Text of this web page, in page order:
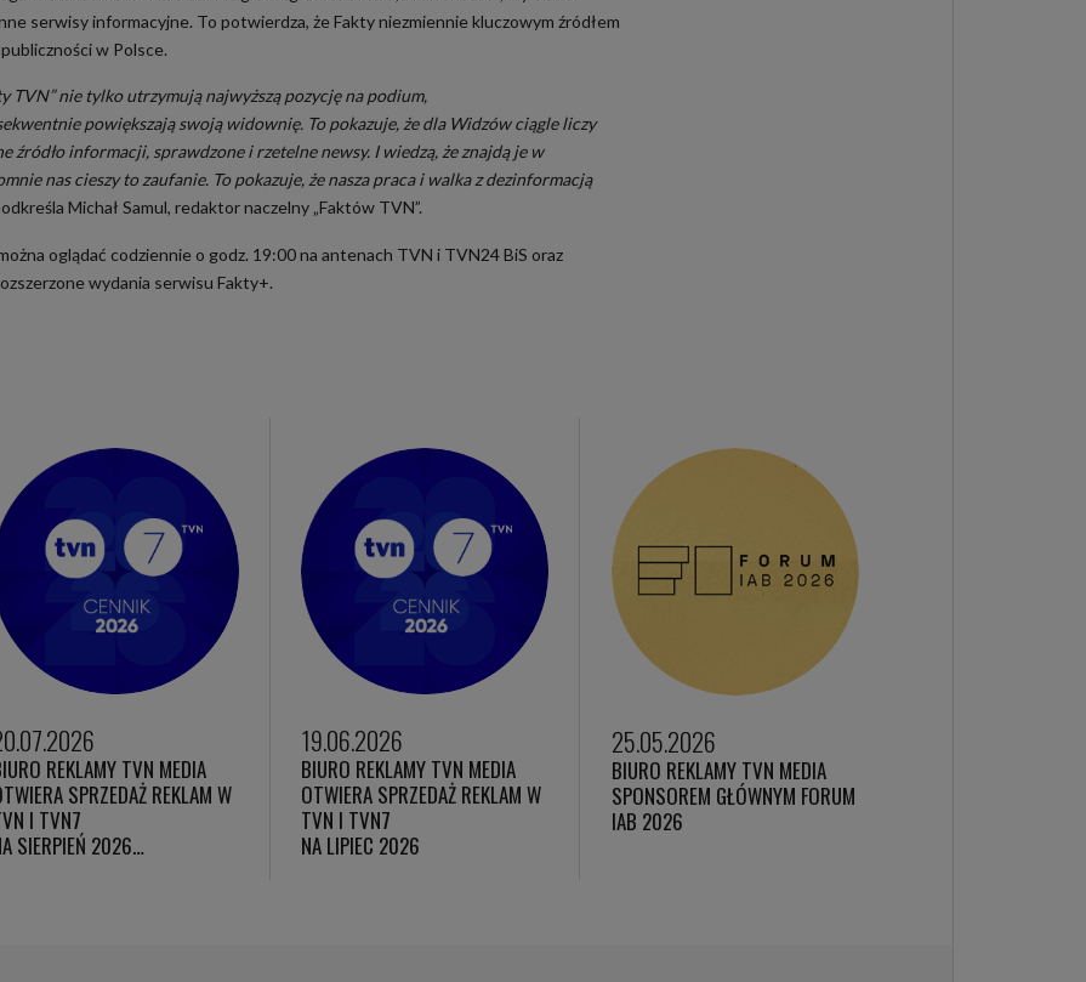
serwisy informacyjne. To potwierdza, że Fakty niezmiennie kluczowym źródłem
w Polsce.
TVN” nie tylko utrzymują najwyższą pozycję na podium,
powiększają swoją widownię. To pokazuje, że dla Widzów ciągle liczy
źródło informacji, sprawdzone i rzetelne newsy. I wiedzą, że znajdą je w
nas cieszy to zaufanie. To pokazuje, że nasza praca i walka z dezinformacją
Michał Samul, redaktor naczelny „Faktów TVN”.
oglądać codziennie o godz. 19:00 na antenach TVN i TVN24 BiS oraz
wydania serwisu Fakty+.
REKLAMY TVN MEDIA
SPRZEDAŻ REKLAM W
I TVN7
SIERPIEŃ 2026…
19.06.2026
BIURO REKLAMY TVN MEDIA
OTWIERA SPRZEDAŻ REKLAM W
TVN I TVN7
NA LIPIEC 2026
25.05.2026
BIURO REKLAMY TVN MEDIA
SPONSOREM GŁÓWNYM FORUM
IAB 2026